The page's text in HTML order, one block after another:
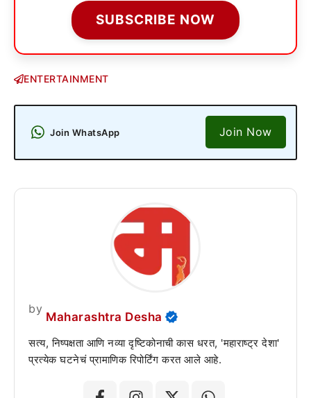
SUBSCRIBE NOW
ENTERTAINMENT
Join WhatsApp Join Now
by
Maharashtra Desha
सत्य, निष्पक्षता आणि नव्या दृष्टिकोनाची कास धरत, 'महाराष्ट्र देशा'
प्रत्येक घटनेचं प्रामाणिक रिपोर्टिंग करत आले आहे.